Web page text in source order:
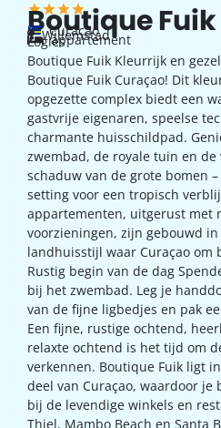
Boutique Fuik
Curaçao
Willemstad
appartement
Logies
Boutique Fuik Kleurrijk en
Boutique Fuik Curaçao! Dit
opgezette complex biedt een
gastvrije eigenaren, speelse
charmante huisschildpad.
zwembad, de royale tuin en de
schaduw van de grote bomen
setting voor een tropisch
appartementen, uitgerust met
voorzieningen, zijn gebouwd
landhuisstijl waar Curaçao om
Rustig begin van de dag
bij het zwembad. Leg je
van de fijne ligbedjes en pak
Een fijne, rustige ochtend,
relaxte ochtend is het tijd om
verkennen. Boutique Fuik ligt
deel van Curaçao, waardoor je
bij de levendige winkels en
Thiel, Mambo Beach en Santa